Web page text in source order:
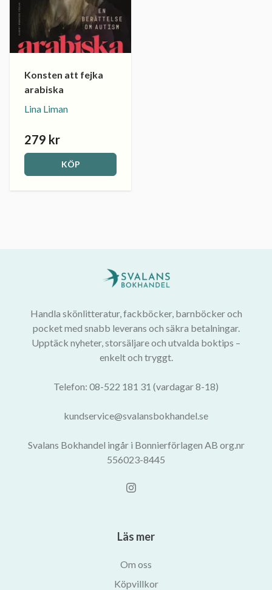
Konsten att fejka
arabiska
Lina Liman
279 kr
KÖP
Handla skönlitteratur, fackböcker, barnböcker och
pocket med snabb leverans och säkra betalningar.
Upptäck nyheter, storsäljare och utvalda boktips –
enkelt och tryggt.
Telefon: 08-522 181 31 (vardagar 8-18)
kundservice@svalansbokhandel.se
Svalans Bokhandel ingår i Bonnierförlagen AB org.nr
556023-8445
Läs mer
Om oss
Köpvillkor